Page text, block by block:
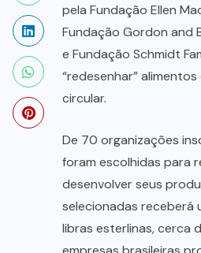
pela Fundação Ellen
Fundação Gordon and
e Fundação Schmidt
“redesenhar”
circular.
De 70 organizações
foram escolhidas para
desenvolver seus
selecionadas receberá
libras esterlinas, cerca